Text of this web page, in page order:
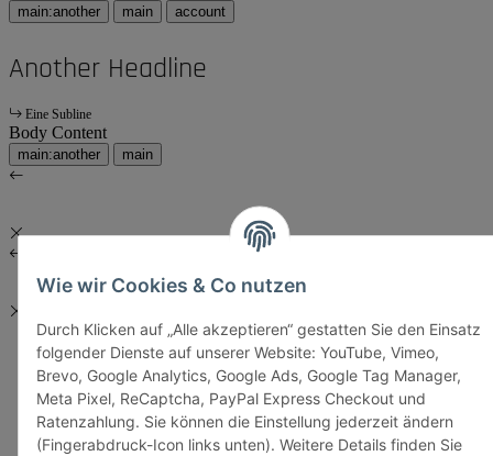
Wie wir Cookies & Co nutzen
Durch Klicken auf „Alle akzeptieren“ gestatten Sie den Einsatz
folgender Dienste auf unserer Website: YouTube, Vimeo,
Brevo, Google Analytics, Google Ads, Google Tag Manager,
Meta Pixel, ReCaptcha, PayPal Express Checkout und
Ratenzahlung. Sie können die Einstellung jederzeit ändern
(Fingerabdruck-Icon links unten). Weitere Details finden Sie
main:another main account
Another Headline
Eine Subline
Body Content
main:another main